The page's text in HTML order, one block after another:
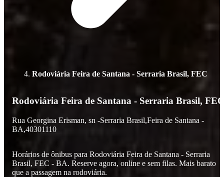
Rodoviária Feira de Santana - Serraria Brasil, FEC
Rodoviária Feira de Santana - Serraria Brasil, FEC
Rua Georgina Erisman, sn -Serraria Brasil,Feira de Santana -
BA,40301110
Horários de ônibus para Rodoviária Feira de Santana - Serraria
Brasil, FEC - BA. Reserve agora, online e sem filas. Mais barato
que a passagem na rodoviária.